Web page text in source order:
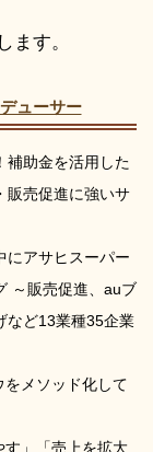
ます。
ューサー
補助金を活用した
販売促進に強いサ
にアサヒスーパー
～販売促進、auブ
など13業種35企業
をメソッド化して
す」「売上を拡大